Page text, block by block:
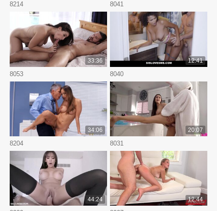
8214 8041
8053
33:36
8040
12:41
8204
34:06
8031
20:07
44:24 12:44